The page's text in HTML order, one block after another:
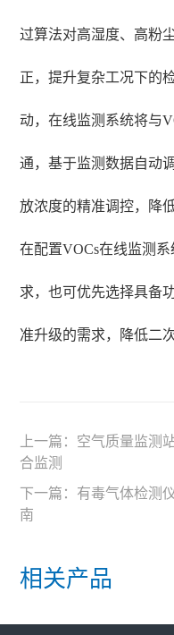
过算法对高湿度、高粉
正，提升复杂工况下的
动，在线监测系统将与
通，基于监测数据自动
放浓度的精准调控，降
在配置VOCs在线监测
求，也可优先选择具备
准升级的需求，降低二
上一篇： 空气质量监测
合监测
下一篇： 有毒气体检测
南
相关产品